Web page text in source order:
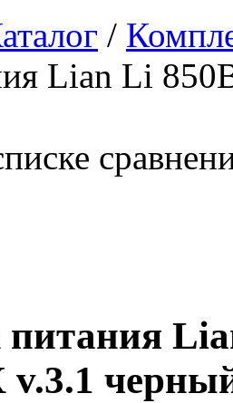
/
Lian Li
v.3.1